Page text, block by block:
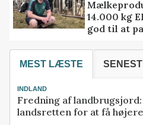
14.000 kg
god til at
MEST LÆSTE
INDLAND
Fredning af
landsretten for at få